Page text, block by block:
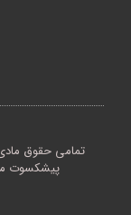
تمامی حقوق
پیشکسوت